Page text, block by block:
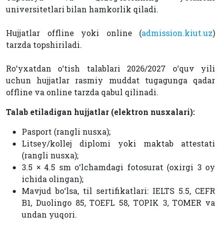
universitetlari bilan hamkorlik qiladi.
Hujjatlar offline yoki online (admission.kiut.uz)
tarzda topshiriladi.
Ro‘yxatdan o‘tish talablari 2026/2027 o‘quv yili
uchun hujjatlar rasmiy muddat tugagunga qadar
offline va online tarzda qabul qilinadi.
Talab etiladigan hujjatlar (elektron nusxalari):
Pasport (rangli nusxa);
Litsey/kollej diplomi yoki maktab attestati
(rangli nusxa);
3.5 × 4.5 sm o‘lchamdagi fotosurat (oxirgi 3 oy
ichida olingan);
Mavjud bo‘lsa, til sertifikatlari: IELTS 5.5, CEFR
B1, Duolingo 85, TOEFL 58, TOPIK 3, TOMER va
undan yuqori.